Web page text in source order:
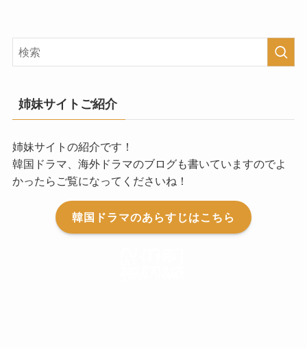
姉妹サイトご紹介
姉妹サイトの紹介です！
韓国ドラマ、海外ドラマのブログも書いていますのでよ
かったらご覧になってくださいね！
韓国ドラマのあらすじはこちら